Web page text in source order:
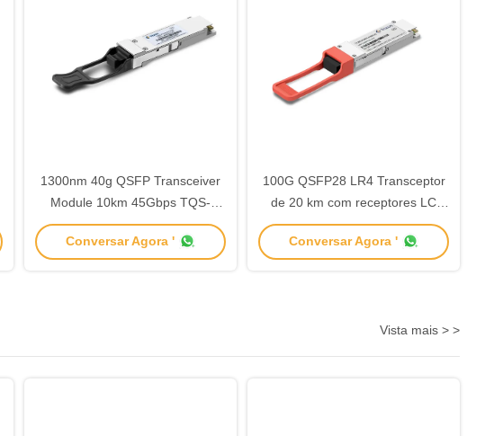
1300nm 40g QSFP Transceiver
Module 10km 45Gbps TQS-
FG10-30DCR
Conversar Agora '
100G QSFP28 LR4 Transceptor
de 20 km com receptores LC
duplex 1310nm TQS-HG20-
31DCR
Conversar Agora '
Vista mais > >